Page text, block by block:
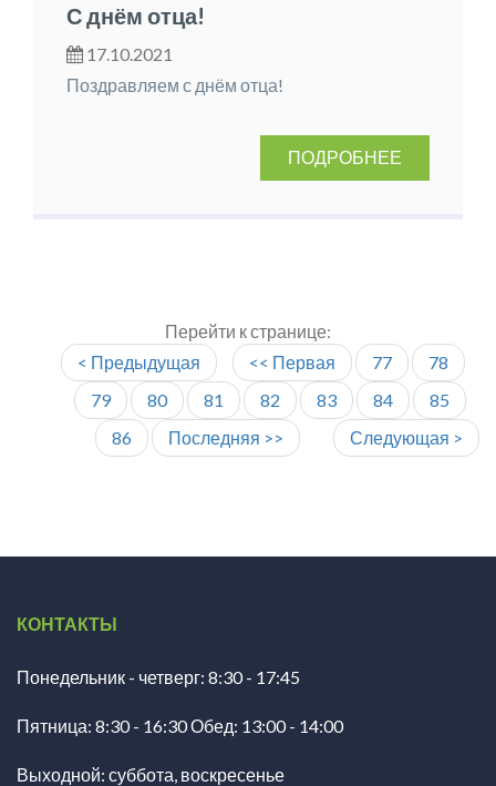
С днём отца!
17.10.2021
Поздравляем с днём отца!
ПОДРОБНЕЕ
Перейти к странице:
<< Первая
< Предыдущая 77
78
79
80 81 82 83 84
85
86
Следующая >
Последняя >>
КОНТАКТЫ
Понедельник - четверг: 8:30 - 17:45
Пятница: 8:30 - 16:30 Обед: 13:00 - 14:00
Выходной: суббота, воскресенье